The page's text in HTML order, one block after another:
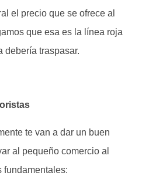
el precio que se ofrece al
que esa es la línea roja
debería traspasar.
te van a dar un buen
al pequeño comercio al
fundamentales: